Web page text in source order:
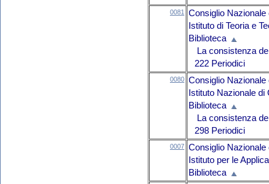
0081
Consiglio Nazionale
Istituto di Teoria e
Biblioteca
La consistenza
222 Periodici
0080 Consiglio Nazionale
Istituto Nazionale
Biblioteca
La consistenza
298 Periodici
0007 Consiglio Nazionale
Istituto per le
Biblioteca